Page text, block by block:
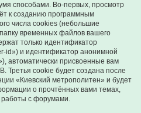
способами. Во-первых, просмотр
к созданию программным
числа cookies (небольшие
временных файлов вашего
только идентификатор
id») и идентификатор анонимной
автоматически присвоенные вам
Третья cookie будет создана после
«Киевский метрополитен» и будет
о прочтённых вами темах,
работы с форумами.